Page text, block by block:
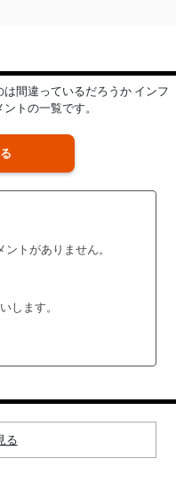
間違っているだろうか インフ
トの一覧です。
トがありません。
します。
る